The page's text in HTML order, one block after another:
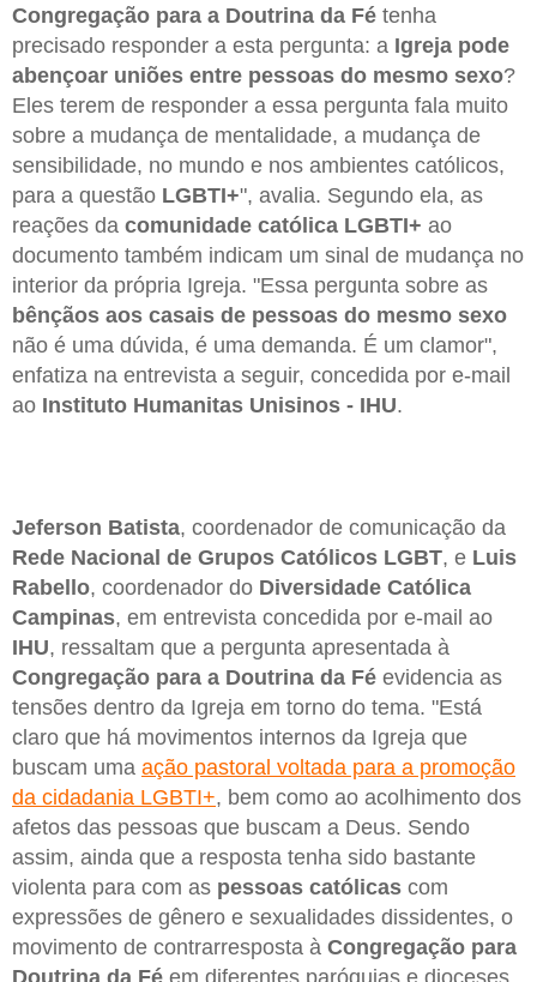
Congregação para a Doutrina da Fé tenha
precisado responder a esta pergunta: a Igreja pode
abençoar uniões entre pessoas do mesmo sexo?
Eles terem de responder a essa pergunta fala muito
sobre a mudança de mentalidade, a mudança de
sensibilidade, no mundo e nos ambientes católicos,
para a questão LGBTI+", avalia. Segundo ela, as
reações da comunidade católica LGBTI+ ao
documento também indicam um sinal de mudança no
interior da própria Igreja. "Essa pergunta sobre as
bênçãos aos casais de pessoas do mesmo sexo
não é uma dúvida, é uma demanda. É um clamor",
enfatiza na entrevista a seguir, concedida por e-mail
ao Instituto Humanitas Unisinos - IHU.
Jeferson Batista, coordenador de comunicação da
Rede Nacional de Grupos Católicos LGBT, e Luis
Rabello, coordenador do Diversidade Católica
Campinas, em entrevista concedida por e-mail ao
IHU, ressaltam que a pergunta apresentada à
Congregação para a Doutrina da Fé evidencia as
tensões dentro da Igreja em torno do tema. "Está
claro que há movimentos internos da Igreja que
buscam uma ação pastoral voltada para a promoção
da cidadania LGBTI+, bem como ao acolhimento dos
afetos das pessoas que buscam a Deus. Sendo
assim, ainda que a resposta tenha sido bastante
violenta para com as pessoas católicas com
expressões de gênero e sexualidades dissidentes, o
movimento de contrarresposta à Congregação para
Doutrina da Fé em diferentes paróquias e dioceses